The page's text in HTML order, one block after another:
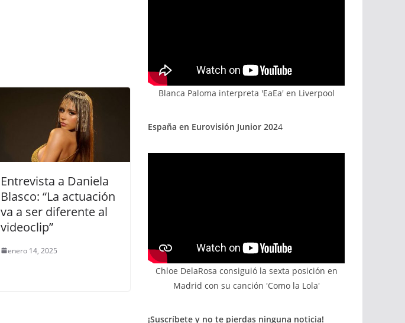
Entrevista a Daniela
Blasco: “La actuación
va a ser diferente al
videoclip”
enero 14, 2025
Blanca Paloma interpreta 'EaEa' en Liverpool
España en Eurovisión Junior 2024
Chloe DelaRosa consiguió la sexta posición en
Madrid con su canción 'Como la Lola'
¡Suscríbete y no te pierdas ninguna noticia!